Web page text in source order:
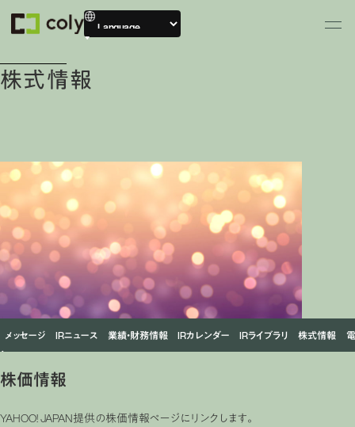
株式情報
メッセージ IRニュース 業績・財務情報 IRカレンダー IRライブラリ 株式情報
株価情報
YAHOO! JAPAN提供の株価情報ページにリンクします。